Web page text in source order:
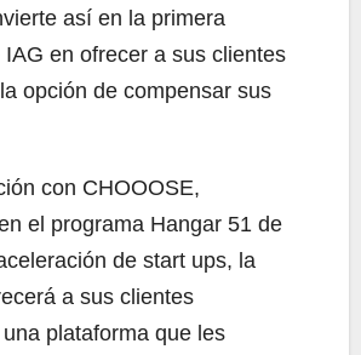
así en la primera
en ofrecer a sus clientes
opción de compensar sus
con CHOOOSE,
el programa Hangar 51 de
de start ups, la
a sus clientes
plataforma que les